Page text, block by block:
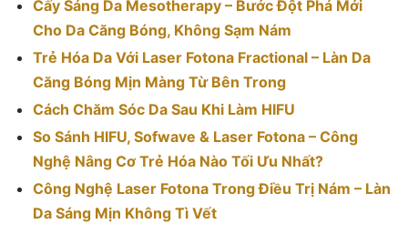
Cấy Sáng Da Mesotherapy – Bước Đột Phá Mới
Cho Da Căng Bóng, Không Sạm Nám
Trẻ Hóa Da Với Laser Fotona Fractional – Làn Da
Căng Bóng Mịn Màng Từ Bên Trong
Cách Chăm Sóc Da Sau Khi Làm HIFU
So Sánh HIFU, Sofwave & Laser Fotona – Công
Nghệ Nâng Cơ Trẻ Hóa Nào Tối Ưu Nhất?
Công Nghệ Laser Fotona Trong Điều Trị Nám – Làn
Da Sáng Mịn Không Tì Vết